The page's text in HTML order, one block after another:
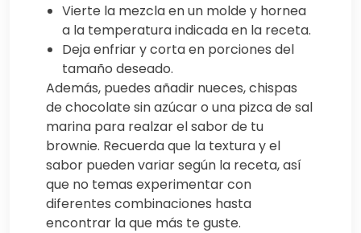
Vierte la mezcla en un molde y hornea
a la temperatura indicada en la receta.
Deja enfriar y corta en porciones del
tamaño deseado.
Además, puedes añadir nueces, chispas
de chocolate sin azúcar o una pizca de sal
marina para realzar el sabor de tu
brownie. Recuerda que la textura y el
sabor pueden variar según la receta, así
que no temas experimentar con
diferentes combinaciones hasta
encontrar la que más te guste.